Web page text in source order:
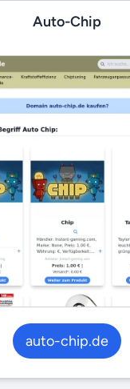
Auto-Chip
auto-chip.de